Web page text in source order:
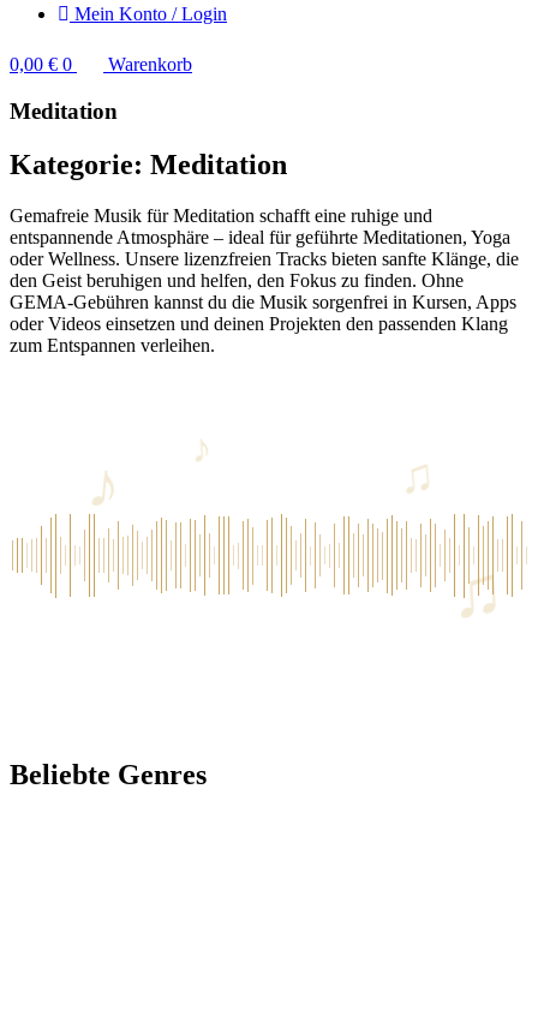
Mein Konto / Login
0,00 € 0 Warenkorb
Meditation
Kategorie: Meditation
Gemafreie Musik für Meditation schafft eine ruhige und
entspannende Atmosphäre – ideal für geführte Meditationen, Yoga
oder Wellness. Unsere lizenzfreien Tracks bieten sanfte Klänge, die
den Geist beruhigen und helfen, den Fokus zu finden. Ohne
GEMA-Gebühren kannst du die Musik sorgenfrei in Kursen, Apps
oder Videos einsetzen und deinen Projekten den passenden Klang
zum Entspannen verleihen.
♪ ♫
♪
♫
Beliebte Genres